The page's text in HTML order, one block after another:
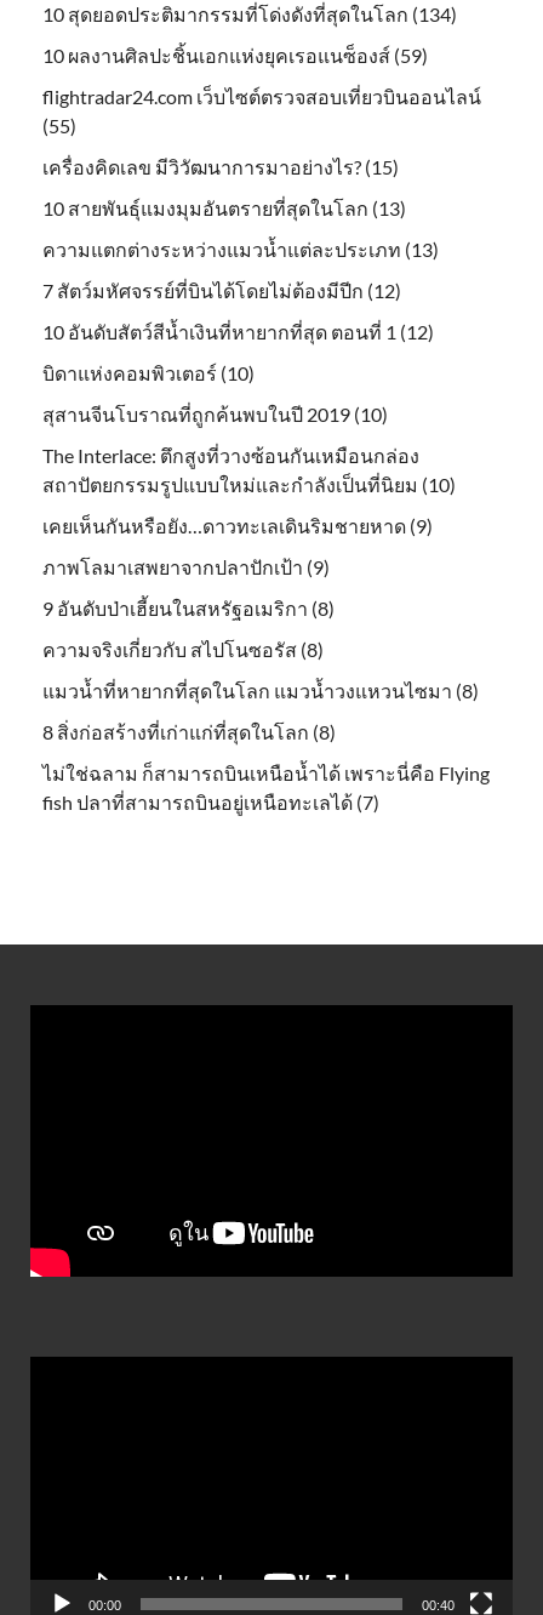
10 สุดยอดประติมากรรมที่โด่งดังที่สุดในโลก (134)
10 ผลงานศิลปะชิ้นเอกแห่งยุคเรอแนซ็องส์ (59)
flightradar24.com เว็บไซต์ตรวจสอบเที่ยวบินออนไลน์
(55)
เครื่องคิดเลข มีวิวัฒนาการมาอย่างไร? (15)
10 สายพันธุ์แมงมุมอันตรายที่สุดในโลก (13)
ความแตกต่างระหว่างแมวน้ำแต่ละประเภท (13)
7 สัตว์มหัศจรรย์ที่บินได้โดยไม่ต้องมีปีก (12)
10 อันดับสัตว์สีน้ำเงินที่หายากที่สุด ตอนที่ 1 (12)
บิดาแห่งคอมพิวเตอร์ (10)
สุสานจีนโบราณที่ถูกค้นพบในปี 2019 (10)
The Interlace: ตึกสูงที่วางซ้อนกันเหมือนกล่อง
สถาปัตยกรรมรูปแบบใหม่และกำลังเป็นที่นิยม (10)
เคยเห็นกันหรือยัง…ดาวทะเลเดินริมชายหาด (9)
ภาพโลมาเสพยาจากปลาปักเป้า (9)
9 อันดับป่าเฮี้ยนในสหรัฐอเมริกา (8)
ความจริงเกี่ยวกับ สไปโนซอรัส (8)
แมวน้ำที่หายากที่สุดในโลก แมวน้ำวงแหวนไซมา (8)
8 สิ่งก่อสร้างที่เก่าแก่ที่สุดในโลก (8)
ไม่ใช่ฉลาม ก็สามารถบินเหนือน้ำได้ เพราะนี่คือ Flying
fish ปลาที่สามารถบินอยู่เหนือทะเลได้ (7)
00:00 00:40